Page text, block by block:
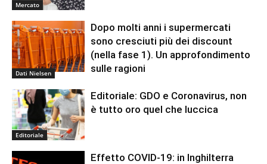
Mercato
Dati Nielsen
Dopo molti anni i supermercati
sono cresciuti più dei discount
(nella fase 1). Un approfondimento
sulle ragioni
Editoriale
Editoriale: GDO e Coronavirus, non
è tutto oro quel che luccica
Effetto COVID-19: in Inghilterra